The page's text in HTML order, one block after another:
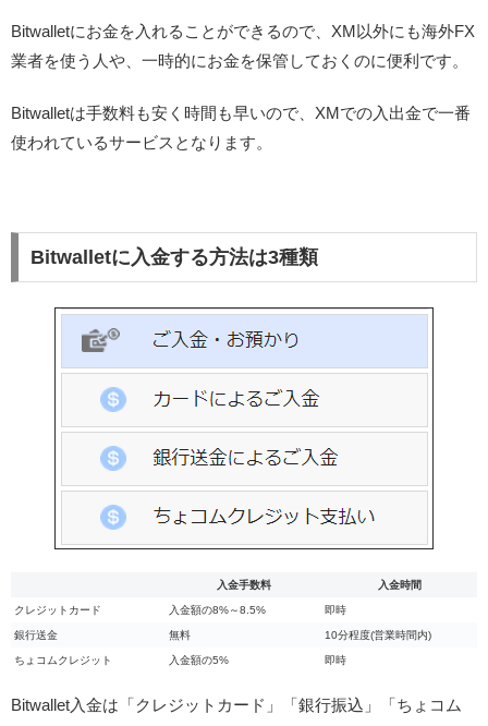
Bitwalletにお金を入れることができるので、XM以外にも海外FX
業者を使う人や、一時的にお金を保管しておくのに便利です。
Bitwalletは手数料も安く時間も早いので、XMでの入出金で一番
使われているサービスとなります。
Bitwalletに入金する方法は3種類
入金手数料 入金時間
クレジットカード 入金額の8%～8.5% 即時
銀行送金 無料 10分程度(営業時間内)
ちょコムクレジット 入金額の5% 即時
Bitwallet入金は「クレジットカード」「銀行振込」「ちょコム